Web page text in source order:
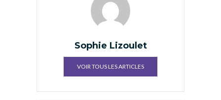
Sophie Lizoulet
VOIR TOUS LES ARTICLES